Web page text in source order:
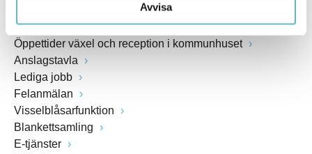
Avvisa
Öppettider växel och reception i kommunhuset
Anslagstavla
Lediga jobb
Felanmälan
Visselblåsarfunktion
Blankettsamling
E-tjänster